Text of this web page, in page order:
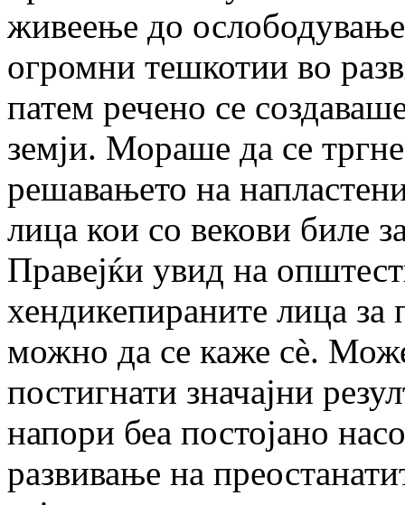
живеење до
огромни тешкотии во
патем речено се
земји. Мораше да се
решавањето на
лица кои со векови биле
Правејќи увид на
хендикепираните лица
можно да се каже сè.
постигнати значајни
напори беа постојано
развивање на